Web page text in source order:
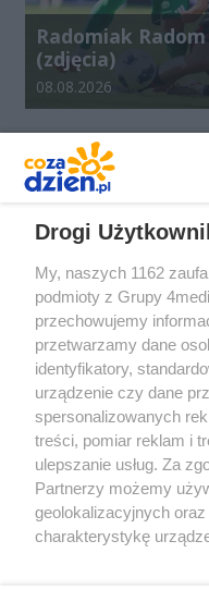
Radomiak
(zdjęcia)
Data dodania galerii:
08.08.2026
Redakcja
Drogi
My, naszych 1162
podmioty z Grupy
przechowujemy
przetwarzamy dane
identyfikatory,
urządzenie czy dane
spersonalizowanych
treści, pomiar reklam i
ulepszanie usług. Za
Partnerzy możemy
geolokalizacyjnych
charakterystykę